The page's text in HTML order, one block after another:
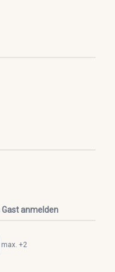
Gast anmelden
max. +2